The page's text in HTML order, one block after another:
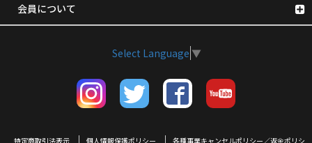
会員について
Select Language ▼
特定商取引法表示 個人情報保護ポリシー 各種事業キャンセルポリシー／返金ポリシ